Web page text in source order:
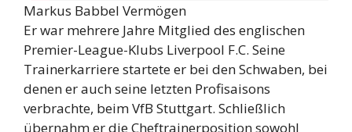
Markus Babbel Vermögen
Er war mehrere Jahre Mitglied des englischen
Premier-League-Klubs Liverpool F.C. Seine
Trainerkarriere startete er bei den Schwaben, bei
denen er auch seine letzten Profisaisons
verbrachte, beim VfB Stuttgart. Schließlich
übernahm er die Cheftrainerposition sowohl